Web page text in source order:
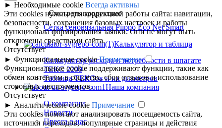
Смотреть продукцию
Сетка сеновязальная Piippo Eco Net Smart
Калькулятор и таблица
Калькулятор расхода и потребности в шпагате
ТЕКС 2200
Таблица ТЕКСов и их диаметров
Наша компания
О компании
Новости
Пресса о нас
► Необходимые cookie Всегда активны
Эти cookies нужны для корректной работы сайта: навигации,
безопасности, сохранения базовых настроек и работы
функционала формирования заявки. Они не могут быть
отключены средствами сайта.
Отсутствует
► Функциональные cookie Примечание
Функциональные cookie поддерживают функции, такие как
обмен контентом в соцсетях, сбор отзывов и использование
сторонних инструментов.
Отсутствует
► Аналитические cookie Примечание
Эти cookies помогают анализировать посещаемость сайта,
источники переходов, популярные страницы и действия